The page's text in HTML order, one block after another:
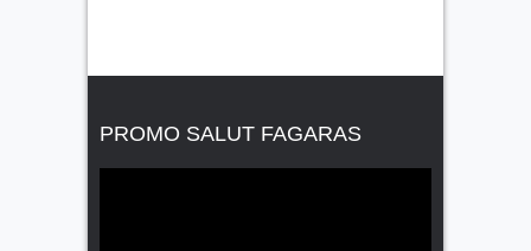
PROMO SALUT FAGARAS